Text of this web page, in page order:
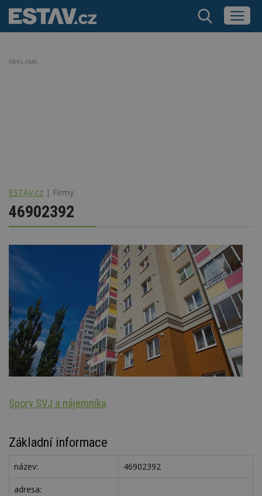
REKLAMA
ESTAV.cz Firmy
46902392
Spory SVJ a nájemníka
Základní informace
název: 46902392
adresa: